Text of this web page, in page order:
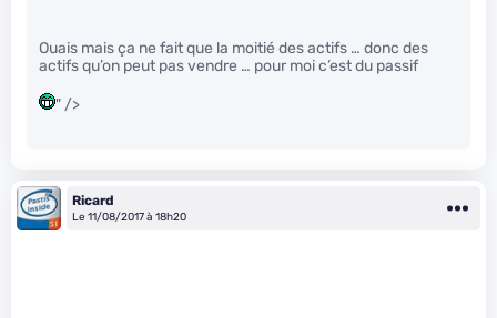
Ouais mais ça ne fait que la moitié des actifs … donc des
actifs qu’on peut pas vendre … pour moi c’est du passif
" />
Ricard
Le 11/08/2017 à 18h20